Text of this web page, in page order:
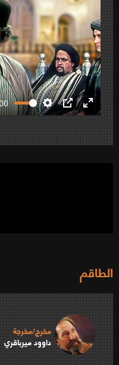
Settings
PIP Enter
الطاقم
مخرج/مخرجة
داوود ميرباقري